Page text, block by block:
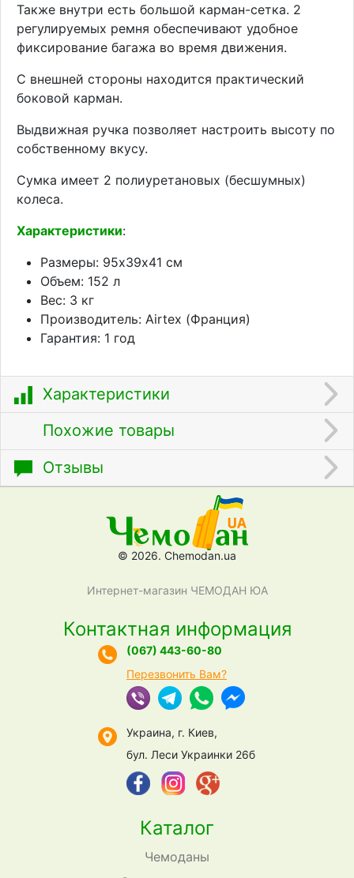
Также внутри есть большой карман-сетка. 2
регулируемых ремня обеспечивают удобное
фиксирование багажа во время движения.
С внешней стороны находится практический
боковой карман.
Выдвижная ручка позволяет настроить высоту по
собственному вкусу.
Сумка имеет 2 полиуретановых (бесшумных)
колеса.
Характеристики:
Размеры: 95х39х41 см
Объем: 152 л
Вес: 3 кг
Производитель: Airtex (Франция)
Гарантия: 1 год
Характеристики
Похожие товары
Отзывы
© 2026. Chemodan.ua
Интернет-магазин ЧЕМОДАН ЮА
Каталог
Чемоданы
Контактная информация
(067) 443-60-80
Перезвонить Вам?
Украина, г. Киев,
бул. Леси Украинки 26б